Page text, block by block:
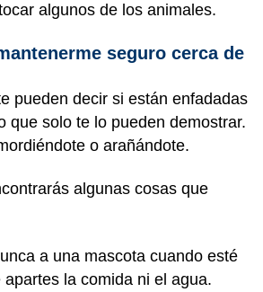
algunos de los animales.
seguro cerca de
pueden decir si están enfadadas
que solo te lo pueden demostrar.
o arañándote.
algunas cosas que
a una mascota cuando esté
la comida ni el agua.